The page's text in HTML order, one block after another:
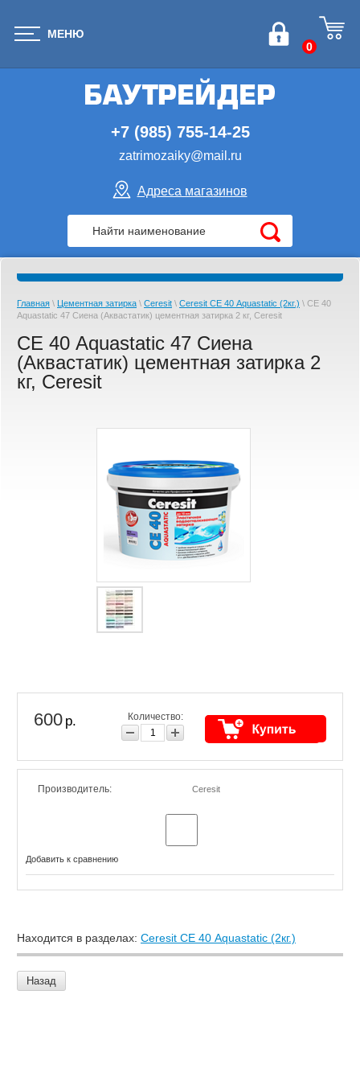
МЕНЮ
0
+7 (985) 755-14-25
zatrimozaiky@mail.ru
Адреса магазинов
Главная \ Цементная затирка \ Ceresit \ Ceresit СЕ 40 Aquastatic (2кг.) \ СЕ 40
Aquastatic 47 Сиена (Аквастатик) цементная затирка 2 кг, Ceresit
СЕ 40 Aquastatic 47 Сиена
(Аквастатик) цементная затирка 2
кг, Ceresit
600 р. Количество:
Производитель: Ceresit
Добавить к сравнению
Находится в разделах: Ceresit СЕ 40 Aquastatic (2кг.)
Назад